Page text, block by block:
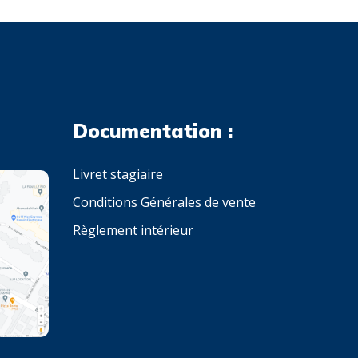
Documentation :
Livret stagiaire
Conditions Générales de vente
Règlement intérieur